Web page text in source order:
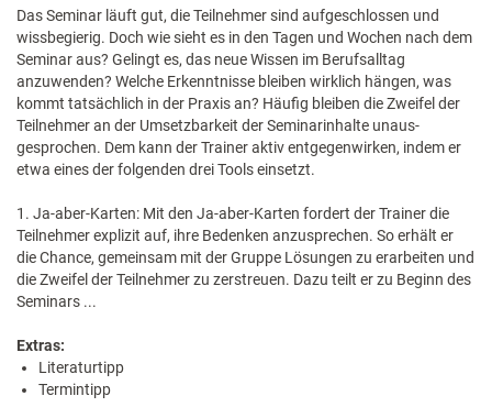
Das Seminar läuft gut, die Teilnehmer sind aufgeschlossen und
wissbegierig. Doch wie sieht es in den Tagen und Wochen nach dem
Seminar aus? Gelingt es, das neue Wissen im Berufsalltag
anzuwenden? Welche Erkenntnisse bleiben wirklich hängen, was
kommt tatsächlich in der Praxis an? Häufig bleiben die Zweifel der
Teilnehmer an der Umsetzbarkeit der Seminarinhalte unaus­
gesprochen. Dem kann der Trainer aktiv entgegenwirken, indem er
etwa eines der folgenden drei Tools einsetzt.
1. Ja-aber-Karten: Mit den Ja-aber-Karten fordert der Trainer die
Teilnehmer explizit auf, ihre Bedenken anzusprechen. So erhält er
die Chance, gemeinsam mit der Gruppe Lösungen zu erarbeiten und
die Zweifel der Teilnehmer zu zerstreuen. Dazu teilt er zu Beginn des
Seminars ...
Extras:
Literaturtipp
Termintipp